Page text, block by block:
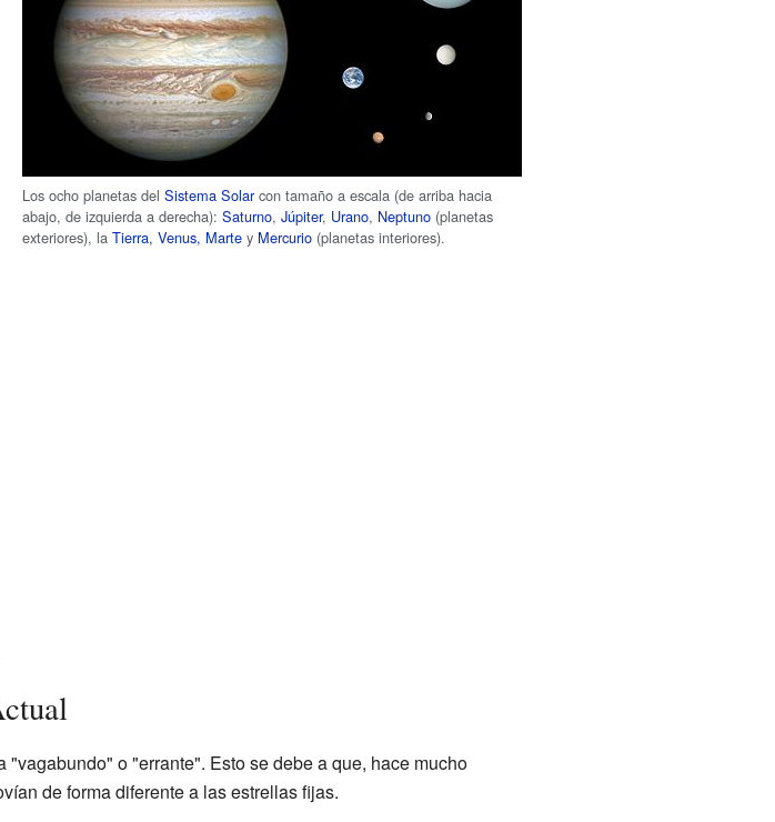
Los ocho planetas delSistema Solarcon tamaño a escala (de arriba hacia
abajo, de izquierda a derecha):Saturno,Júpiter, Urano, Neptuno (planetas
exteriores), laTierra, Venus, Marte y Mercurio (planetas interiores).
"vagabundo" o "errante". Esto se debe a que, hace mucho
de forma diferente a las estrellas fijas.